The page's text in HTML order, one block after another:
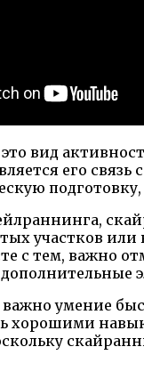
вид
его
участков или
с тем, важно
умение
хорошими